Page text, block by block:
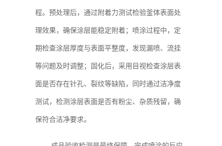
程。预处理后，通过附着力测试检验釜体表面处
理效果，确保涂层能稳定附着；喷涂过程中，定
期检查涂层厚度与表面平整度，发现漏喷、流挂
等问题及时调整；固化后，采用目视检查涂层表
面是否存在针孔、裂纹等缺陷，同时通过洁净度
测试，检测涂层表面是否有粉尘、杂质残留，确
保符合洁净要求。